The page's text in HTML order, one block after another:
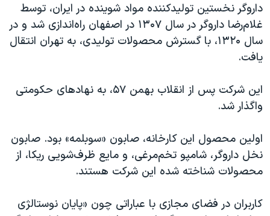
داروگر نخستین تولیدکننده مواد شوینده در ایران، توسط
غلام‌رضا داروگر در سال ۱۳۰۷ در اصفهان راه‌اندازی شد و در
سال ۱۳۲۰، با گسترش محصولات تولیدی، به تهران انتقال
یافت.
این شرکت پس از انقلاب بهمن ۵۷، به نهادهای حکومتی
واگذار شد.
اولین محصول این کارخانه، صابون «سوبلمه» بود. صابون
نخل داروگر، شامپو تخم‌مرغی، و مایع ظرف‌شویی ریکا، از
محصولات شناخته شده این شرکت هستند.
کاربران در فضای مجازی با عباراتی چون «پایان نوستالژی